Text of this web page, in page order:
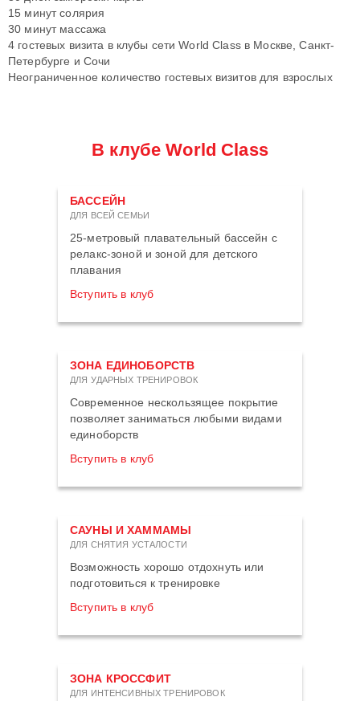
15 минут солярия
30 минут массажа
4 гостевых визита в клубы сети World Class в Москве, Санкт-
Петербурге и Сочи
Неограниченное количество гостевых визитов для взрослых
В клубе World Class
БАССЕЙН
ДЛЯ ВСЕЙ СЕМЬИ
25-метровый плавательный бассейн с
релакс-зоной и зоной для детского
плавания
Вступить в клуб
ЗОНА ЕДИНОБОРСТВ
ДЛЯ УДАРНЫХ ТРЕНИРОВОК
Современное нескользящее покрытие
позволяет заниматься любыми видами
единоборств
Вступить в клуб
САУНЫ И ХАММАМЫ
ДЛЯ СНЯТИЯ УСТАЛОСТИ
Возможность хорошо отдохнуть или
подготовиться к тренировке
Вступить в клуб
ЗОНА КРОССФИТ
ДЛЯ ИНТЕНСИВНЫХ ТРЕНИРОВОК